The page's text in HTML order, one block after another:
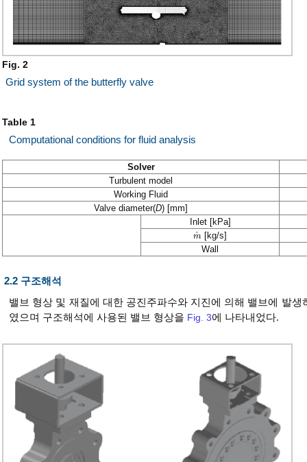
Fig. 2
Grid system of the butterfly valve
Table 1
Computational conditions for fluid analysis
Solver
Turbulent model
Working Fluid
Valve diameter(D) [mm]
Inlet [kPa]
m
˙
m˙ [kg/s]
Wall
2.2 구조해석
밸브 형상 및 재질에 대한 공진주파수와 지진에 의해 밸브에 발
였으며 구조해석에 사용된 밸브 형상을 Fig. 3에 나타내었다.